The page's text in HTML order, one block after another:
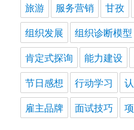
旅游
服务营销 甘孜
组织发展
组织诊断模型
肯定式探询
能力建设
节日感想
行动学习
雇主品牌
面试技巧